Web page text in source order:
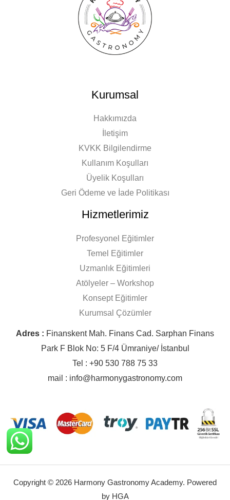
Kurumsal
Hakkımızda
İletişim
KVKK Bilgilendirme
Kullanım Koşulları
Üyelik Koşulları
Geri Ödeme ve İade Politikası
Hizmetlerimiz
Profesyonel Eğitimler
Temel Eğitimler
Uzmanlık Eğitimleri
Atölyeler – Workshop
Konsept Eğitimler
Kurumsal Çözümler
Adres : Finanskent Mah. Finans Cad. Sarphan Finans
Park F Blok No: 5 F/4 Ümraniye/ İstanbul
Tel : +90 530 788 75 33
mail : info@harmonygastronomy.com
Copyright © 2026 Harmony Gastronomy Academy. Powered
by HGA